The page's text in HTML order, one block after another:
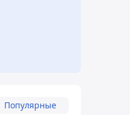
Популярные